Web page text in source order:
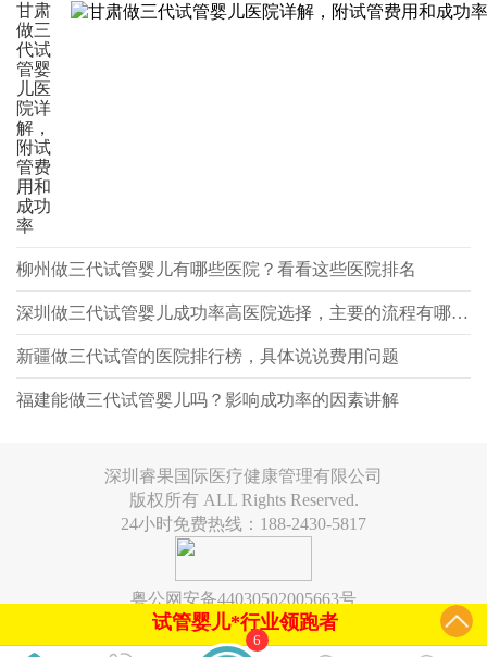
甘肃
做三
代试
管婴
儿医
院详
解，
附试
管费
用和
成功
率
柳州做三代试管婴儿有哪些医院？看看这些医院排名
深圳做三代试管婴儿成功率高医院选择，主要的流程有哪些？
新疆做三代试管的医院排行榜，具体说说费用问题
福建能做三代试管婴儿吗？影响成功率的因素讲解
深圳睿果国际医疗健康管理有限公司
版权所有 ALL Rights Reserved.
24小时免费热线：188-2430-5817
粤公网安备44030502005663号
试管婴儿*行业领跑者
6